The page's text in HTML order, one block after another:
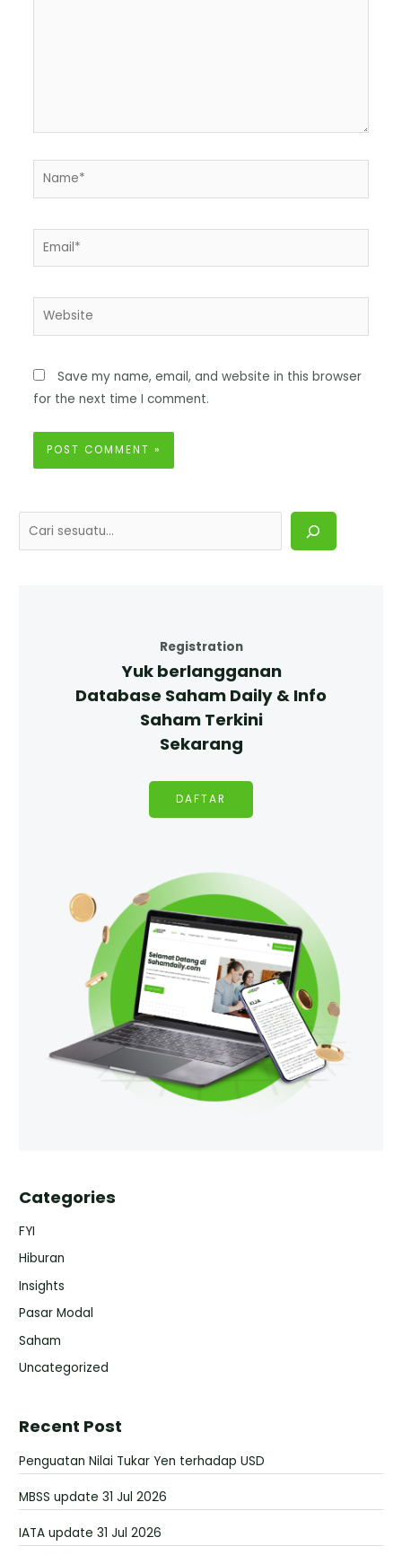
Save my name, email, and website in this browser
for the next time I comment.
Registration
Yuk berlangganan
Database Saham Daily & Info
Saham Terkini
Sekarang
DAFTAR
Categories
FYI
Hiburan
Insights
Pasar Modal
Saham
Uncategorized
Recent Post
Penguatan Nilai Tukar Yen terhadap USD
MBSS update 31 Jul 2026
IATA update 31 Jul 2026